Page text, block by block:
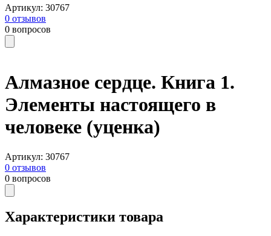
Артикул: 30767
0 отзывов
0 вопросов
Алмазное сердце. Книга 1.
Элементы настоящего в
человеке (уценка)
Артикул: 30767
0 отзывов
0 вопросов
Характеристики товара